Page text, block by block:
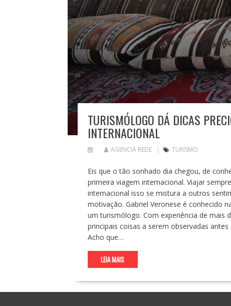
TURISMÓLOGO DÁ DICAS
INTERNACIONAL
AGENCIA REDE TURISMO
Eis que o tão sonhado dia chegou, de
primeira viagem internacional. Viajar
internacional isso se mistura a outros
motivação. Gabriel Veronese é conhecido
um turismólogo. Com experiência de mais
principais coisas a serem observadas
Acho que…
LEIA MAIS